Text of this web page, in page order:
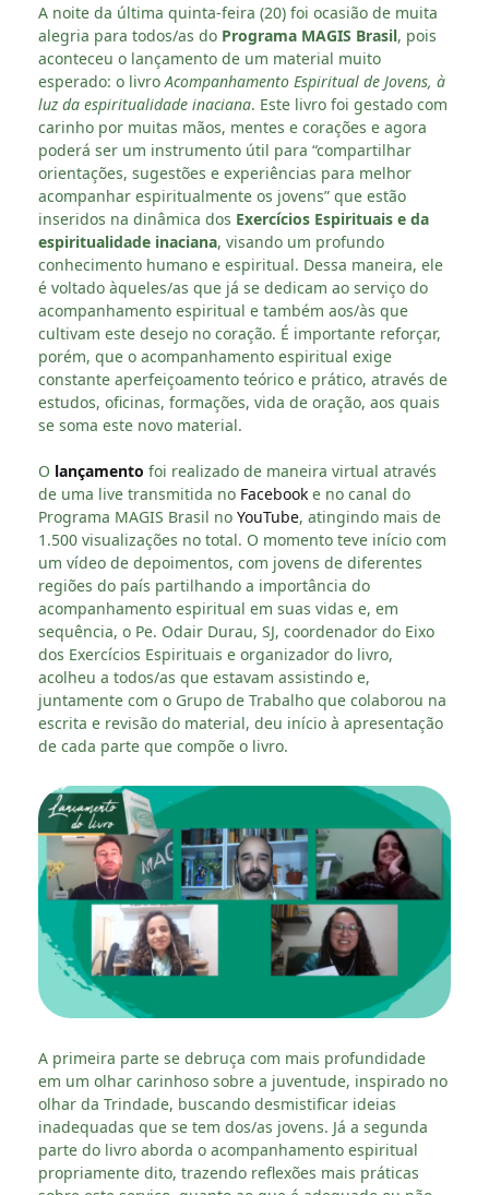
A noite da última quinta-feira (20) foi ocasião de muita
alegria para todos/as do Programa MAGIS Brasil, pois
aconteceu o lançamento de um material muito
esperado: o livroAcompanhamento Espiritual de Jovens, à
luz da espiritualidade inaciana. Este livro foi gestado com
carinho por muitas mãos, mentes e corações e agora
poderá ser um instrumento útil para “compartilhar
orientações, sugestões e experiências para melhor
acompanhar espiritualmente os jovens” que estão
inseridos na dinâmica dos Exercícios Espirituais e da
espiritualidade inaciana, visando um profundo
conhecimento humano e espiritual. Dessa maneira, ele
é voltado àqueles/as que já se dedicam ao serviço do
acompanhamento espiritual e também aos/às que
cultivam este desejo no coração. É importante reforçar,
porém, que o acompanhamento espiritual exige
constante aperfeiçoamento teórico e prático, através de
estudos, oficinas, formações, vida de oração, aos quais
se soma este novo material.
O lançamento foi realizado de maneira virtual através
de uma live transmitida no Facebook e no canal do
Programa MAGIS Brasil no YouTube, atingindo mais de
1.500 visualizações no total. O momento teve início com
um vídeo de depoimentos, com jovens de diferentes
regiões do país partilhando a importância do
acompanhamento espiritual em suas vidas e, em
sequência, o Pe. Odair Durau, SJ, coordenador do Eixo
dos Exercícios Espirituais e organizador do livro,
acolheu a todos/as que estavam assistindo e,
juntamente com o Grupo de Trabalho que colaborou na
escrita e revisão do material, deu início à apresentação
de cada parte que compõe o livro.
A primeira parte se debruça com mais profundidade
em um olhar carinhoso sobre a juventude, inspirado no
olhar da Trindade, buscando desmistificar ideias
inadequadas que se tem dos/as jovens. Já a segunda
parte do livro aborda o acompanhamento espiritual
propriamente dito, trazendo reflexões mais práticas